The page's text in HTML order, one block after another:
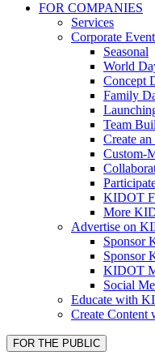
FOR COMPANIES
Services
Corporate
Seasonal
World
Concept
Family
Team
Create
Custom-
KIDOT
More
Advertise on
Sponsor
Sponsor
KIDOT
Social
Educate with
Create
FOR THE PUBLIC